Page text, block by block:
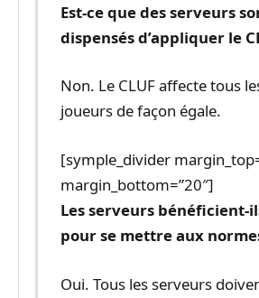
Est-ce que des serveurs
dispensés d’appliquer le
Non. Le CLUF affecte tous
joueurs de façon égale.
[symple_divider
margin_bottom=”20″]
Les serveurs bénéficient-
pour se mettre aux
Oui. Tous les serveurs